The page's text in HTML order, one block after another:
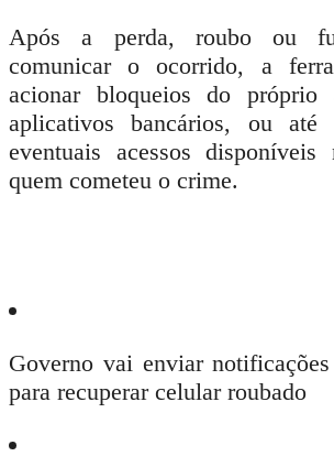
Após a perda, roubo ou
comunicar o ocorrido, a
acionar bloqueios do próprio
aplicativos bancários, ou até
eventuais acessos
quem cometeu o crime.
Governo vai enviar
para recuperar celular roubado